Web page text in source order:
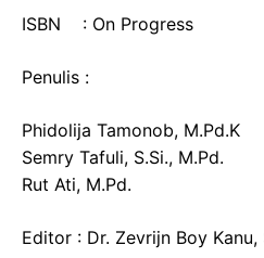
ISBN : On Progress
Penulis :
Phidolija Tamonob, M.Pd.K
Semry Tafuli, S.Si., M.Pd.
Rut Ati, M.Pd.
Editor : Dr. Zevrijn Boy Kanu,